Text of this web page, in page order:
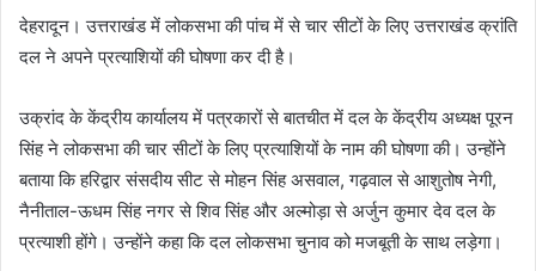
a
n
l
देहरादून। उत्तराखंड में लोकसभा की पांच में से चार सीटों के लिए उत्तराखंड क्रांति
दल ने अपने प्रत्याशियों की घोषणा कर दी है।
उक्रांद के केंद्रीय कार्यालय में पत्रकारों से बातचीत में दल के केंद्रीय अध्यक्ष पूरन
सिंह ने लोकसभा की चार सीटों के लिए प्रत्याशियों के नाम की घोषणा की। उन्होंने
बताया कि हरिद्वार संसदीय सीट से मोहन सिंह असवाल, गढ़वाल से आशुतोष नेगी,
नैनीताल-ऊधम सिंह नगर से शिव सिंह और अल्मोड़ा से अर्जुन कुमार देव दल के
प्रत्याशी होंगे। उन्होंने कहा कि दल लोकसभा चुनाव को मजबूती के साथ लड़ेगा।